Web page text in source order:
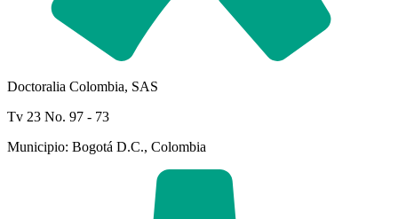
Doctoralia Colombia, SAS
Tv 23 No. 97 - 73
Municipio: Bogotá D.C., Colombia